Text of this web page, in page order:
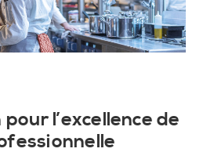
l’excellence de